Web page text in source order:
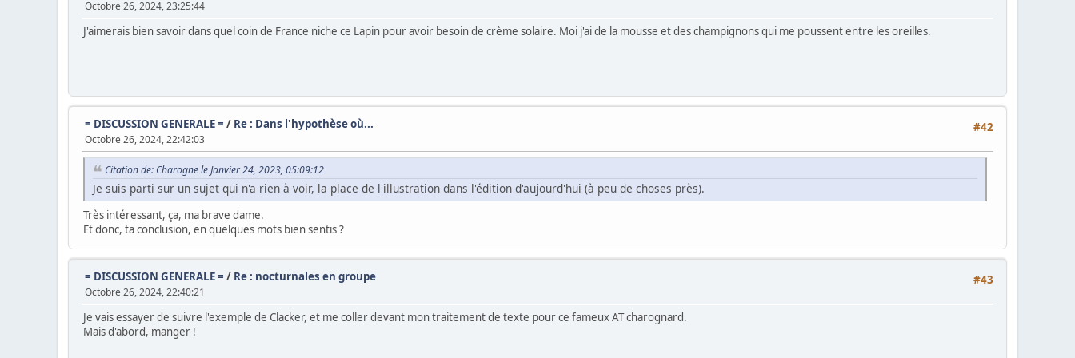
Octobre 26, 2024, 23:25:44
J'aimerais bien savoir dans quel coin de France niche ce Lapin pour avoir besoin de crème solaire. Moi j'ai de la mousse et des champignons qui me poussent entre les oreilles.
#42
= DISCUSSION GENERALE = / Re : Dans l'hypothèse où...
Octobre 26, 2024, 22:42:03
Citation de: Charogne le Janvier 24, 2023, 05:09:12
Je suis parti sur un sujet qui n'a rien à voir, la place de l'illustration dans l'édition d'aujourd'hui (à peu de choses près).
Très intéressant, ça, ma brave dame.
Et donc, ta conclusion, en quelques mots bien sentis ?
#43
= DISCUSSION GENERALE = / Re : nocturnales en groupe
Octobre 26, 2024, 22:40:21
Je vais essayer de suivre l'exemple de Clacker, et me coller devant mon traitement de texte pour ce fameux AT charognard.
Mais d'abord, manger !